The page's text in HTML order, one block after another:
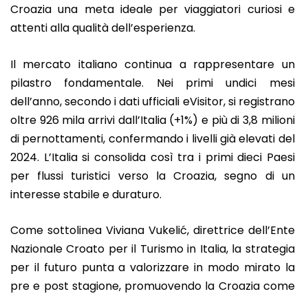
Croazia una meta ideale per viaggiatori curiosi e
attenti alla qualità dell’esperienza.
Il mercato italiano continua a rappresentare un
pilastro fondamentale. Nei primi undici mesi
dell’anno, secondo i dati ufficiali eVisitor, si registrano
oltre 926 mila arrivi dall’Italia (+1%) e più di 3,8 milioni
di pernottamenti, confermando i livelli già elevati del
2024. L’Italia si consolida così tra i primi dieci Paesi
per flussi turistici verso la Croazia, segno di un
interesse stabile e duraturo.
Come sottolinea Viviana Vukelić, direttrice dell’Ente
Nazionale Croato per il Turismo in Italia, la strategia
per il futuro punta a valorizzare in modo mirato la
pre e post stagione, promuovendo la Croazia come